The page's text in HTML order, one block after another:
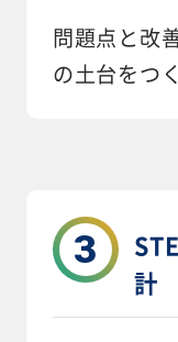
問題点と改
の土台をつ
3
計